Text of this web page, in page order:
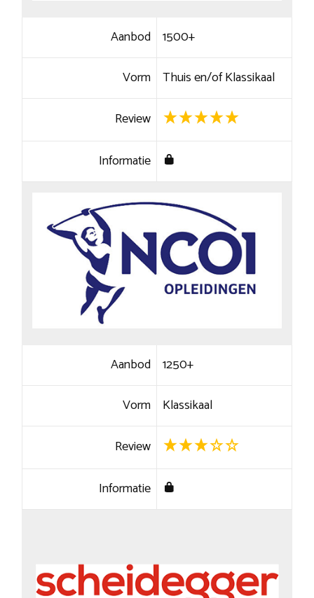
Aanbod 1500+
Vorm Thuis en/of Klassikaal
Review
Informatie
Aanbod 1250+
Vorm Klassikaal
Review
Informatie